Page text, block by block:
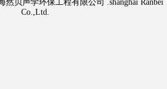
然贝声学环保工程有限公司 .shanghai Ranbei
Co.,Ltd.